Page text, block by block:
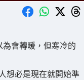
會轉暖，但寒冷的
想必是現在就開始準